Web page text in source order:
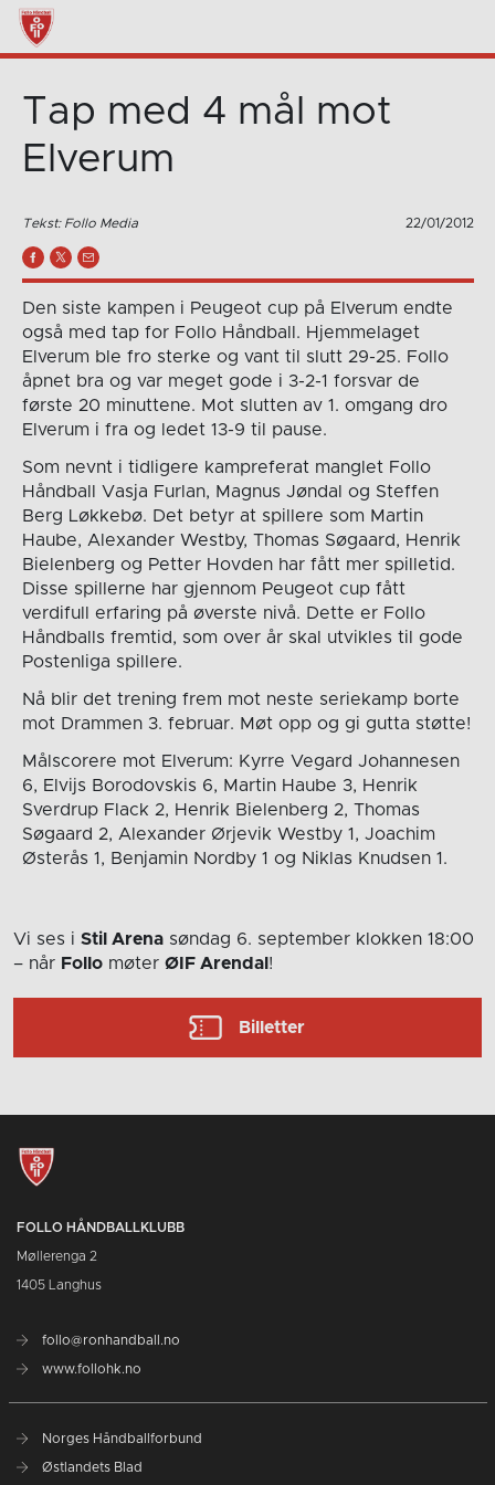
Tap med 4 mål mot
Elverum
Tekst: Follo Media 22/01/2012
Den siste kampen i Peugeot cup på Elverum endte
også med tap for Follo Håndball. Hjemmelaget
Elverum ble fro sterke og vant til slutt 29-25. Follo
åpnet bra og var meget gode i 3-2-1 forsvar de
første 20 minuttene. Mot slutten av 1. omgang dro
Elverum i fra og ledet 13-9 til pause.
Som nevnt i tidligere kampreferat manglet Follo
Håndball Vasja Furlan, Magnus Jøndal og Steffen
Berg Løkkebø. Det betyr at spillere som Martin
Haube, Alexander Westby, Thomas Søgaard, Henrik
Bielenberg og Petter Hovden har fått mer spilletid.
Disse spillerne har gjennom Peugeot cup fått
verdifull erfaring på øverste nivå. Dette er Follo
Håndballs fremtid, som over år skal utvikles til gode
Postenliga spillere.
Nå blir det trening frem mot neste seriekamp borte
mot Drammen 3. februar. Møt opp og gi gutta støtte!
Målscorere mot Elverum: Kyrre Vegard Johannesen
6, Elvijs Borodovskis 6, Martin Haube 3, Henrik
Sverdrup Flack 2, Henrik Bielenberg 2, Thomas
Søgaard 2, Alexander Ørjevik Westby 1, Joachim
Østerås 1, Benjamin Nordby 1 og Niklas Knudsen 1.
Vi ses i Stil Arena søndag 6. september klokken 18:00
– når Follo møter ØIF Arendal !
Billetter
FOLLO HÅNDBALLKLUBB
Møllerenga 2
1405 Langhus
follo@ronhandball.no
www.follohk.no
Norges Håndballforbund
Østlandets Blad